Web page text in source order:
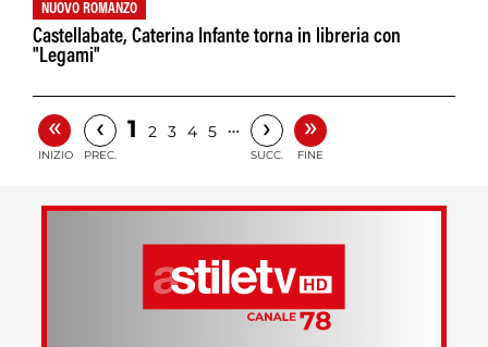
NUOVO ROMANZO
Castellabate, Caterina Infante torna in libreria con
"Legami"
«
INIZIO
‹
PREC.
1 2 3 4 5 … ›
SUCC.
»
FINE